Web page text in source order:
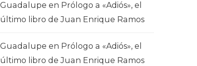
Guadalupe en Prólogo a «Adiós», el
último libro de Juan Enrique Ramos
Guadalupe en Prólogo a «Adiós», el
último libro de Juan Enrique Ramos